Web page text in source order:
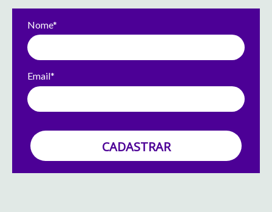
Nome*
Email*
CADASTRAR